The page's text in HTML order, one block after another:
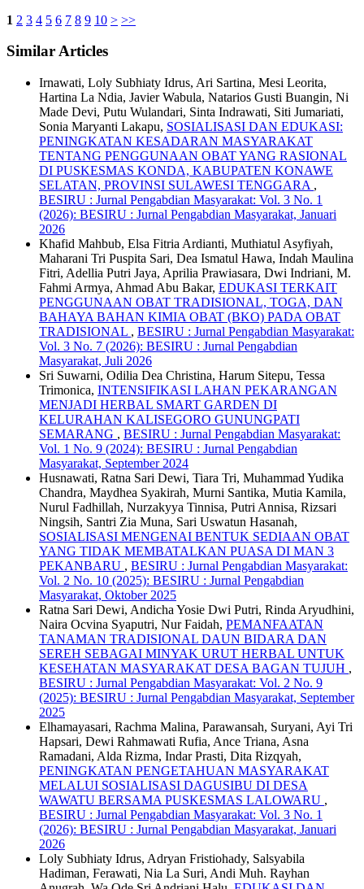
1 2 3 4 5 6 7 8 9 10 > >>
Similar Articles
Irnawati, Loly Subhiaty Idrus, Ari Sartina, Mesi Leorita,
Hartina La Ndia, Javier Wabula, Natarios Gusti Buangin, Ni
Made Devi, Putu Wulandari, Sinta Indrawati, Siti Jumariati,
Sonia Maryanti Lakapu, SOSIALISASI DAN EDUKASI:
PENINGKATAN KESADARAN MASYARAKAT
TENTANG PENGGUNAAN OBAT YANG RASIONAL
DI PUSKESMAS KONDA, KABUPATEN KONAWE
SELATAN, PROVINSI SULAWESI TENGGARA ,
BESIRU : Jurnal Pengabdian Masyarakat: Vol. 3 No. 1
(2026): BESIRU : Jurnal Pengabdian Masyarakat, Januari
2026
Khafid Mahbub, Elsa Fitria Ardianti, Muthiatul Asyfiyah,
Maharani Tri Puspita Sari, Dea Ismatul Hawa, Indah Maulina
Fitri, Adellia Putri Jaya, Aprilia Prawiasara, Dwi Indriani, M.
Fahmi Armya, Ahmad Abu Bakar, EDUKASI TERKAIT
PENGGUNAAN OBAT TRADISIONAL, TOGA, DAN
BAHAYA BAHAN KIMIA OBAT (BKO) PADA OBAT
TRADISIONAL , BESIRU : Jurnal Pengabdian Masyarakat:
Vol. 3 No. 7 (2026): BESIRU : Jurnal Pengabdian
Masyarakat, Juli 2026
Sri Suwarni, Odilia Dea Christina, Harum Sitepu, Tessa
Trimonica, INTENSIFIKASI LAHAN PEKARANGAN
MENJADI HERBAL SMART GARDEN DI
KELURAHAN KALISEGORO GUNUNGPATI
SEMARANG , BESIRU : Jurnal Pengabdian Masyarakat:
Vol. 1 No. 9 (2024): BESIRU : Jurnal Pengabdian
Masyarakat, September 2024
Husnawati, Ratna Sari Dewi, Tiara Tri, Muhammad Yudika
Chandra, Maydhea Syakirah, Murni Santika, Mutia Kamila,
Nurul Fadhillah, Nurzakyya Tinnisa, Putri Annisa, Rizsari
Ningsih, Santri Zia Muna, Sari Uswatun Hasanah,
SOSIALISASI MENGENAI BENTUK SEDIAAN OBAT
YANG TIDAK MEMBATALKAN PUASA DI MAN 3
PEKANBARU , BESIRU : Jurnal Pengabdian Masyarakat:
Vol. 2 No. 10 (2025): BESIRU : Jurnal Pengabdian
Masyarakat, Oktober 2025
Ratna Sari Dewi, Andicha Yosie Dwi Putri, Rinda Aryudhini,
Naira Ocvina Syaputri, Nur Faidah, PEMANFAATAN
TANAMAN TRADISIONAL DAUN BIDARA DAN
SEREH SEBAGAI MINYAK URUT HERBAL UNTUK
KESEHATAN MASYARAKAT DESA BAGAN TUJUH ,
BESIRU : Jurnal Pengabdian Masyarakat: Vol. 2 No. 9
(2025): BESIRU : Jurnal Pengabdian Masyarakat, September
2025
Elhamayasari, Rachma Malina, Parawansah, Suryani, Ayi Tri
Hapsari, Dewi Rahmawati Rufia, Ance Triana, Asna
Ramadani, Alda Rizma, Indar Prasti, Dita Rizqyah,
PENINGKATAN PENGETAHUAN MASYARAKAT
MELALUI SOSIALISASI DAGUSIBU DI DESA
WAWATU BERSAMA PUSKESMAS LALOWARU ,
BESIRU : Jurnal Pengabdian Masyarakat: Vol. 3 No. 1
(2026): BESIRU : Jurnal Pengabdian Masyarakat, Januari
2026
Loly Subhiaty Idrus, Adryan Fristiohady, Salsyabila
Hadiman, Ferawati, Nia La Suri, Andi Muh. Rayhan